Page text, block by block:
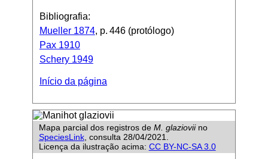
Bibliografia:
Mueller 1874, p. 446 (protólogo)
Pax 1910
Schery 1949
Início da página
Mapa parcial dos registros de M. glazioviino
SpeciesLink, consulta 28/04/2021.
Licença da ilustração acima: CC BY-NC-SA 3.0